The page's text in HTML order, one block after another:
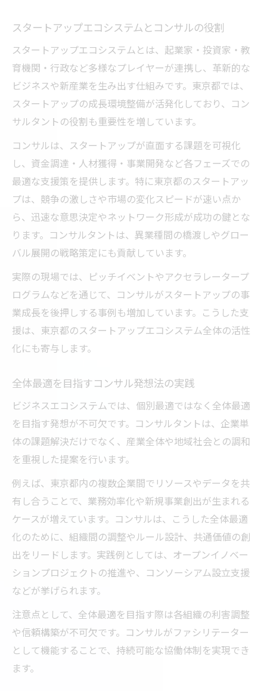
東京都におけるエコシステム構築の実践事
業界横断のビジネスエコシステム設計法
コンサル現場で体感するネットワーク効果
東京都で進化するコンサルの新潮流に迫る
コンサル業界の新潮流と東京都の可能性
スタートアップ支援に強いコンサルの特徴
ビジネスエコシステム進化とコンサル戦略
コンサルが推進するオープンイノベーショ
ン
東京都発コンサル事例と成長のヒント
事業拡大を目指すなら知りたいエコシステム活
用術
コンサルが教える事業拡大のエコシステム
戦略
東京都で実践できるコンサル活用ノウハウ
スタートアップ拡大に役立つコンサル手法
コンサル視点で考えるネットワーク拡充法
スタートアップエコシステムとコンサルの役割
スタートアップエコシステムとは、起業家・投資家・教
育機関・行政など多様なプレイヤーが連携し、革新的な
ビジネスや新産業を生み出す仕組みです。東京都では、
スタートアップの成長環境整備が活発化しており、コン
サルタントの役割も重要性を増しています。
コンサルは、スタートアップが直面する課題を可視化
し、資金調達・人材獲得・事業開発など各フェーズでの
最適な支援策を提供します。特に東京都のスタートアッ
プは、競争の激しさや市場の変化スピードが速い点か
ら、迅速な意思決定やネットワーク形成が成功の鍵とな
ります。コンサルタントは、異業種間の橋渡しやグロー
バル展開の戦略策定にも貢献しています。
実際の現場では、ピッチイベントやアクセラレータープ
ログラムなどを通じて、コンサルがスタートアップの事
業成長を後押しする事例も増加しています。こうした支
援は、東京都のスタートアップエコシステム全体の活性
化にも寄与します。
全体最適を目指すコンサル発想法の実践
ビジネスエコシステムでは、個別最適ではなく全体最適
を目指す発想が不可欠です。コンサルタントは、企業単
体の課題解決だけでなく、産業全体や地域社会との調和
を重視した提案を行います。
例えば、東京都内の複数企業間でリソースやデータを共
有し合うことで、業務効率化や新規事業創出が生まれる
ケースが増えています。コンサルは、こうした全体最適
化のために、組織間の調整やルール設計、共通価値の創
出をリードします。実践例としては、オープンイノベー
ションプロジェクトの推進や、コンソーシアム設立支援
などが挙げられます。
注意点として、全体最適を目指す際は各組織の利害調整
や信頼構築が不可欠です。コンサルがファシリテーター
として機能することで、持続可能な協働体制を実現でき
ます。